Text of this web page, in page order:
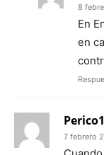
8
En
en
7 febrero